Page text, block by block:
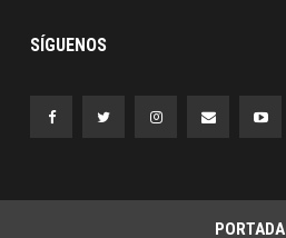
SÍGUENOS
PORTADA